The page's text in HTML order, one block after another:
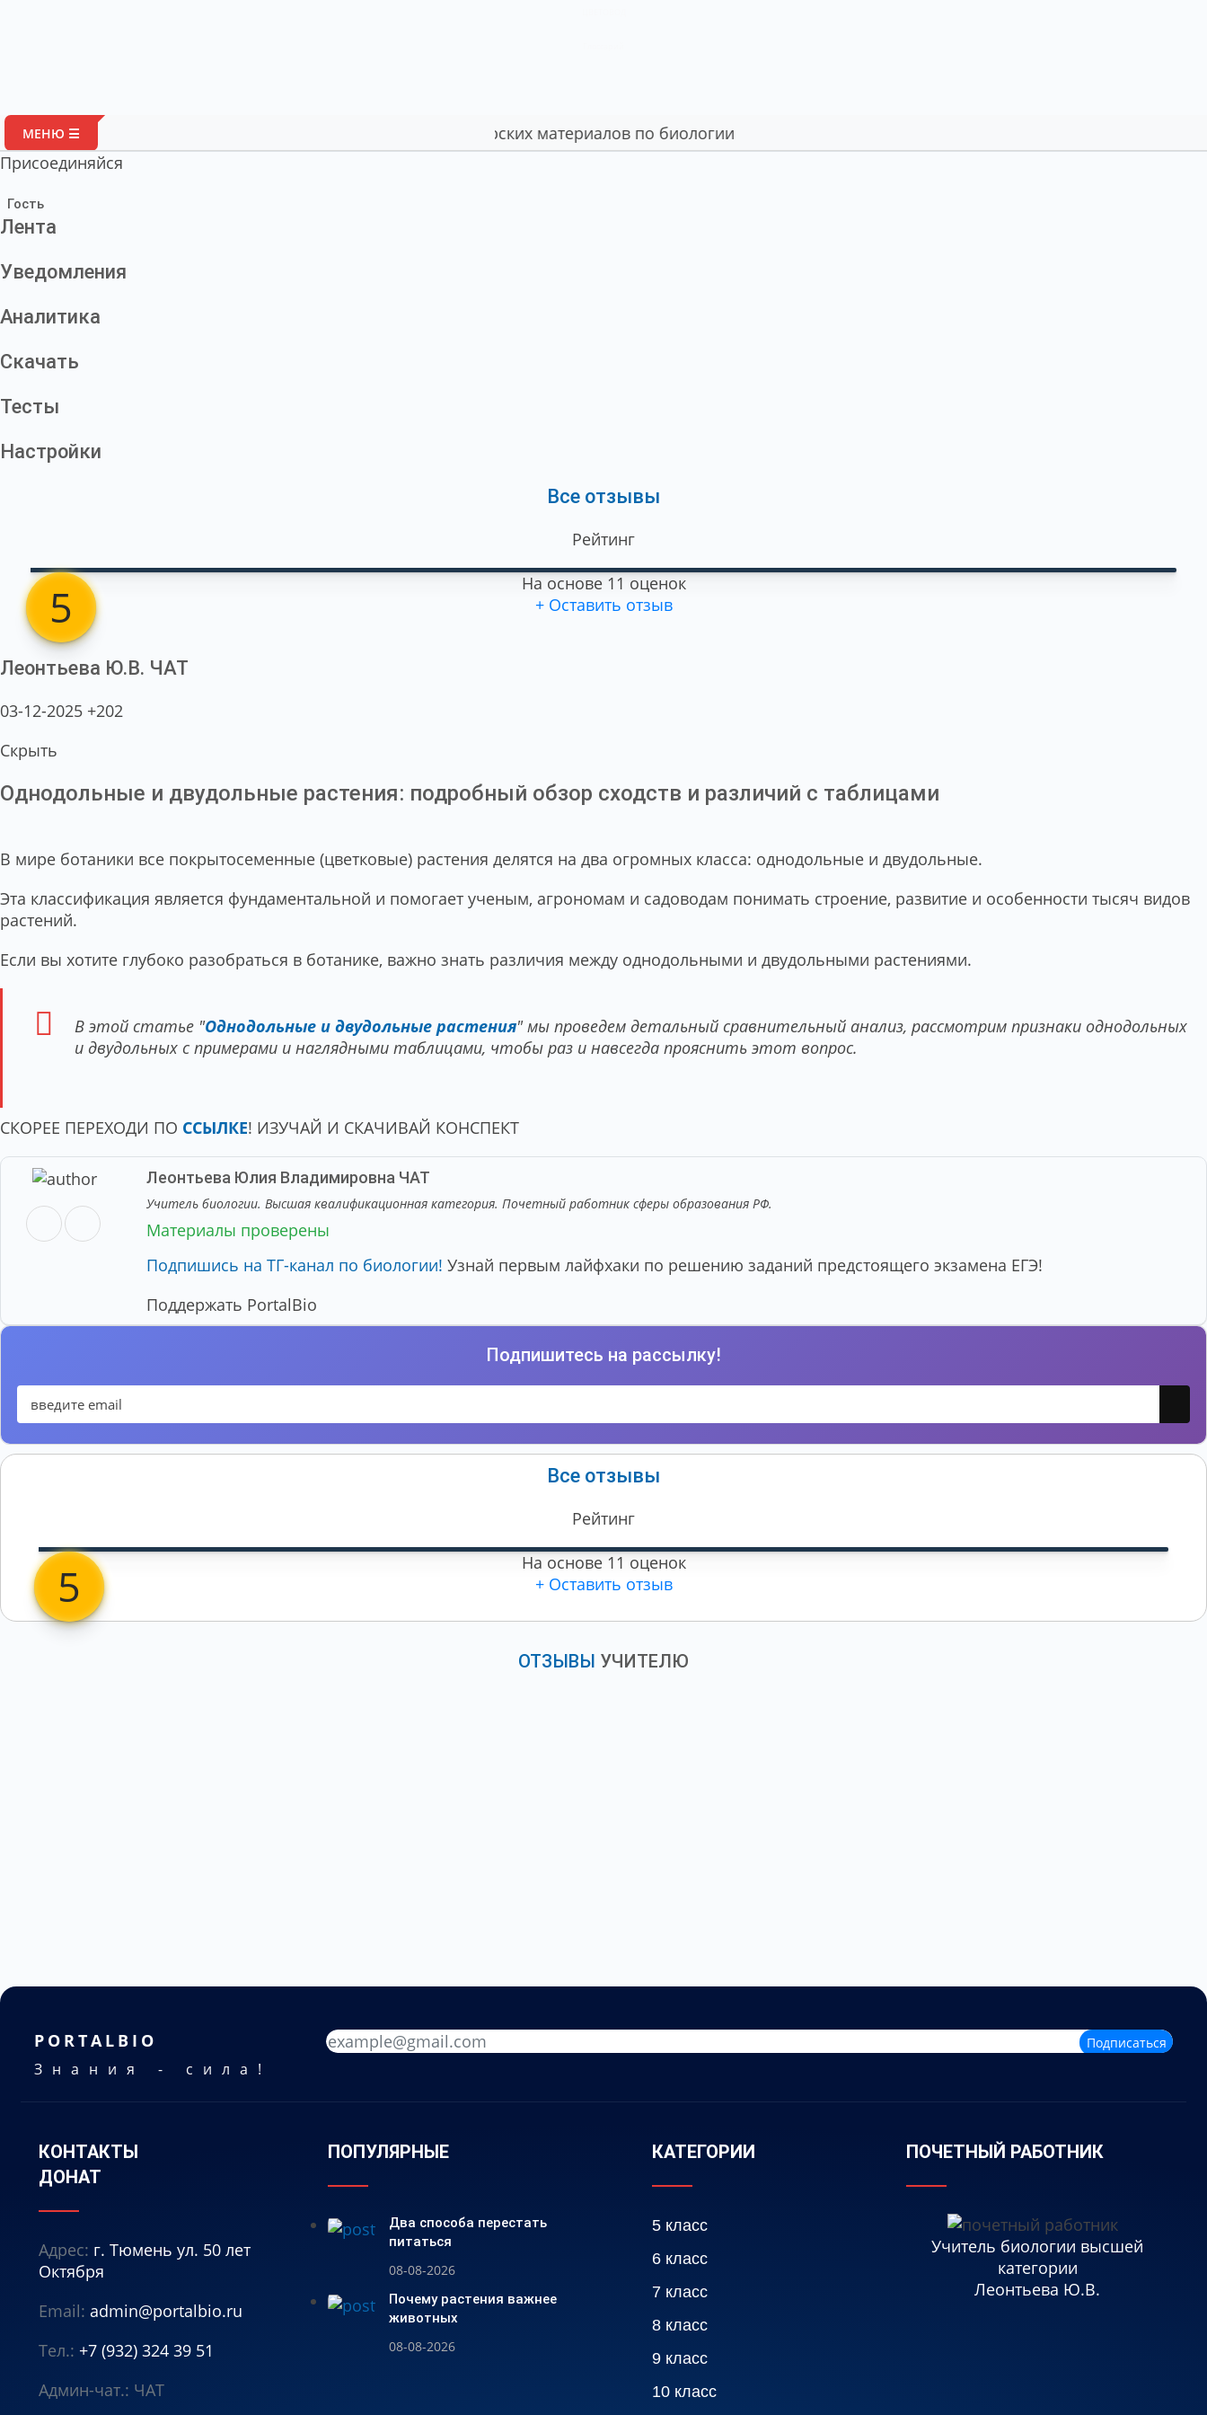
МЕНЮ ☰
Портал авторских материалов по биологии
Присоединяйся
Гость
Лента
Уведомления
Аналитика
Скачать
Тесты
Настройки
Все отзывы
Рейтинг
5
На основе 11 оценок
+ Оставить отзыв
Леонтьева Ю.В. ЧАТ
03-12-2025 +202
Скрыть
Однодольные и двудольные растения: подробный обзор сходств и различий с таблицами
В мире ботаники все покрытосеменные (цветковые) растения делятся на два огромных класса: однодольные и двудольные.
Эта классификация является фундаментальной и помогает ученым, агрономам и садоводам понимать строение, развитие и особенности тысяч видов
растений.
Если вы хотите глубоко разобраться в ботанике, важно знать различия между однодольными и двудольными растениями.
В этой статье "Однодольные и двудольные растения" мы проведем детальный сравнительный анализ, рассмотрим признаки однодольных
и двудольных с примерами и наглядными таблицами, чтобы раз и навсегда прояснить этот вопрос.
СКОРЕЕ ПЕРЕХОДИ ПО ССЫЛКЕ! ИЗУЧАЙ И СКАЧИВАЙ КОНСПЕКТ
Леонтьева Юлия Владимировна ЧАТ
Учитель биологии. Высшая квалификационная категория. Почетный работник сферы образования РФ.
Материалы проверены
Подпишись на ТГ-канал по биологии! Узнай первым лайфхаки по решению заданий предстоящего экзамена ЕГЭ!
Поддержать PortalBio
Подпишитесь на рассылку!
Все отзывы
Рейтинг
5
На основе 11 оценок
+ Оставить отзыв
ОТЗЫВЫ УЧИТЕЛЮ
PORTALBIO
Знания - сила!
Подписаться
КОНТАКТЫ
ДОНАТ
Адрес: г. Тюмень ул. 50 лет
Октября
Email: admin@portalbio.ru
Тел.: +7 (932) 324 39 51
Админ-чат.: ЧАТ
ПОПУЛЯРНЫЕ
Два способа перестать
питаться
08-08-2026
Почему растения важнее
животных
08-08-2026
КАТЕГОРИИ
5 класс
6 класс
7 класс
8 класс
9 класс
10 класс
ПОЧЕТНЫЙ РАБОТНИК
Учитель биологии высшей
категории
Леонтьева Ю.В.